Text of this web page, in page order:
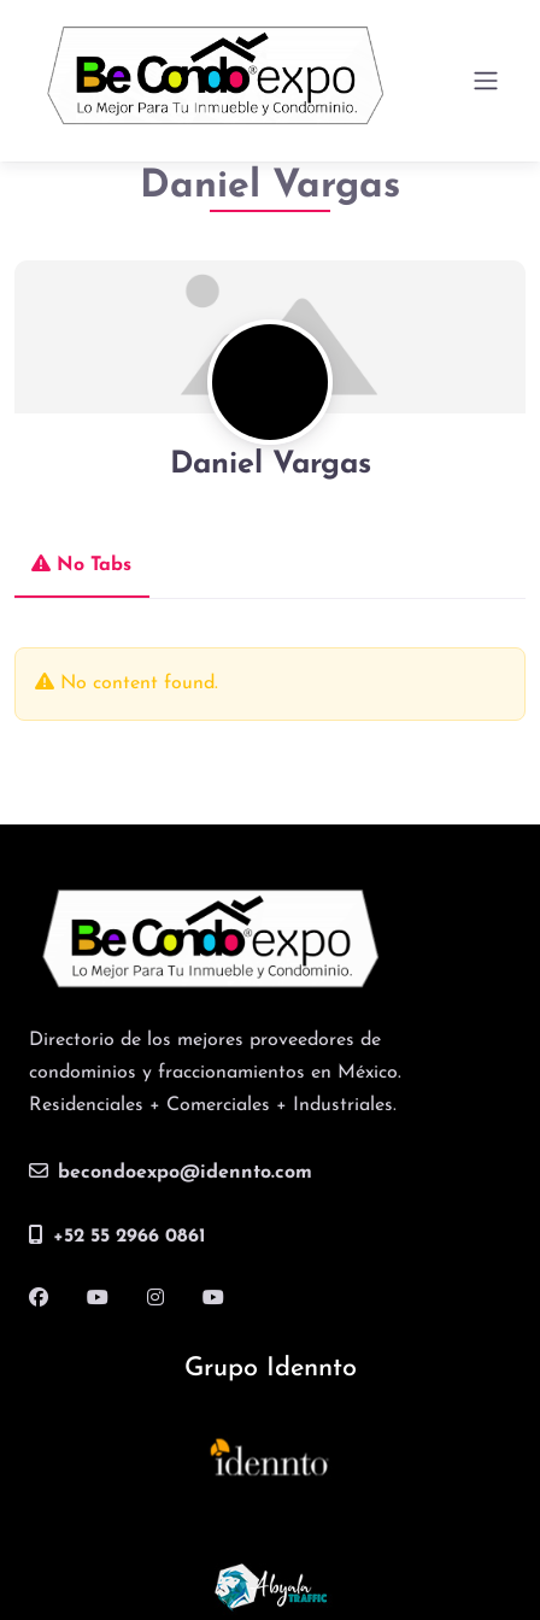
Daniel Vargas
Daniel Vargas
No Tabs
No content found.
Directorio de los mejores proveedores de
condominios y fraccionamientos en México.
Residenciales + Comerciales + Industriales.
becondoexpo@idennto.com
+52 55 2966 0861
Grupo Idennto